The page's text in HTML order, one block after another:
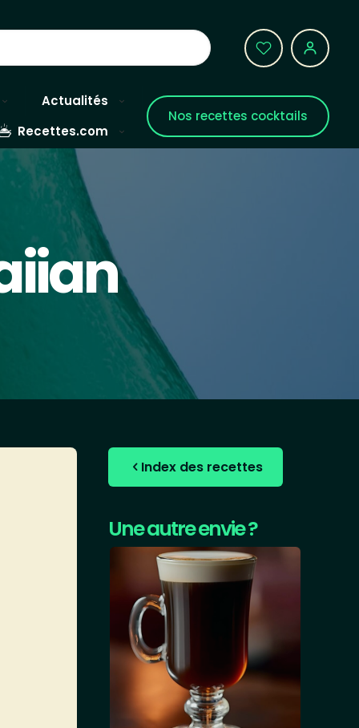
Actualités
Recettes.com
Nos recettes cocktails
Index des recettes
Une autre envie ?